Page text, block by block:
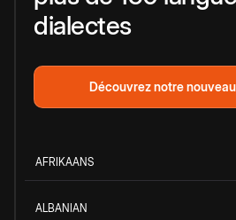
dialectes
Découvrez notre
AFRIKAANS
ALBANIAN